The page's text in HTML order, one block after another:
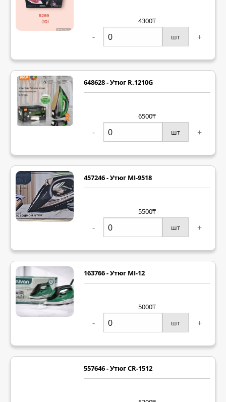
4300₸
- шт +
648628 - Утюг R.1210G
6500₸
- шт +
457246 - Утюг MI-9518
5500₸
- шт +
163766 - Утюг MI-12
5000₸
- шт +
557646 - Утюг CR-1512